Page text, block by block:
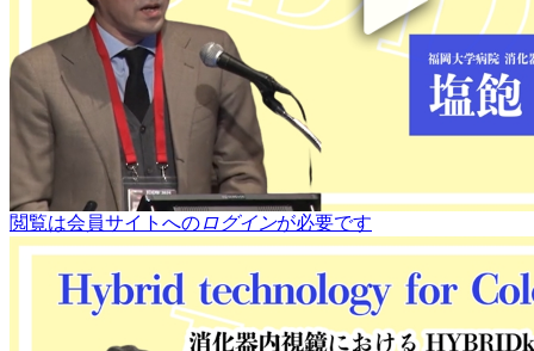
閲覧は会員サイトへのログインが必要です